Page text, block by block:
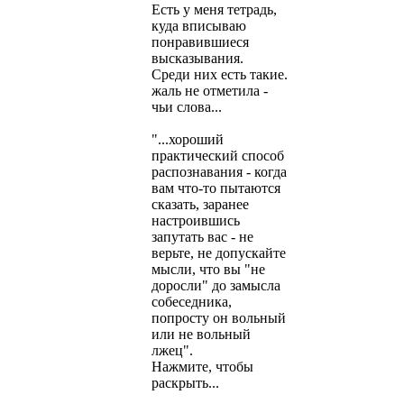
Есть у меня тетрадь,
куда вписываю
понравившиеся
высказывания.
Среди них есть такие.
жаль не отметила -
чьи слова...
"...хороший
практический способ
распознавания - когда
вам что-то пытаются
сказать, заранее
настроившись
запутать вас - не
верьте, не допускайте
мысли, что вы "не
доросли" до замысла
собеседника,
попросту он вольный
или не вольный
лжец".
Нажмите, чтобы
раскрыть...